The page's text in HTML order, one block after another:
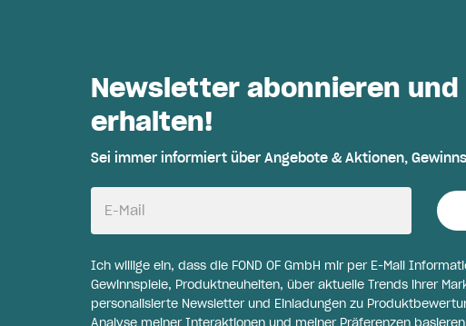
Newsletter abonnieren und
erhalten!
Sei immer informiert über Angebote & Aktionen,
E-Mail
Ich willige ein, dass die FOND OF GmbH mir per E-Mail
Gewinnspiele, Produktneuheiten, über aktuelle Trends ihrer
personalisierte Newsletter und Einladungen zu
Analyse meiner Interaktionen und meiner Präferenzen